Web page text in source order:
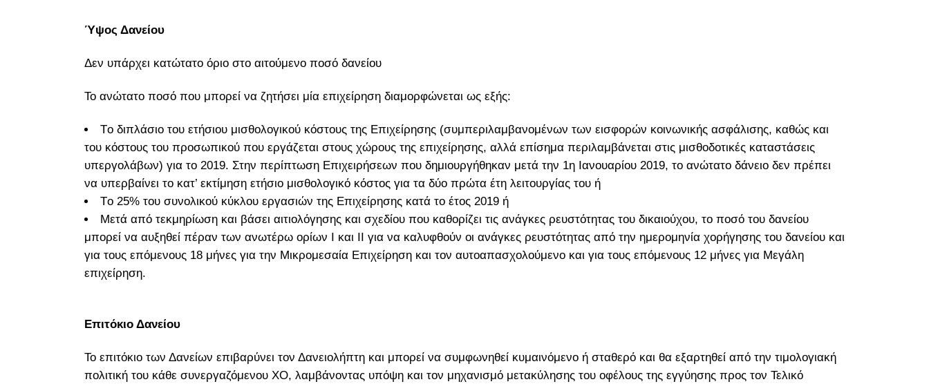
Ύψος Δανείου
Δεν υπάρχει κατώτατο όριο στο αιτούμενο ποσό δανείου
Το ανώτατο ποσό που μπορεί να ζητήσει μία επιχείρηση διαμορφώνεται ως εξής:
Tο διπλάσιο του ετήσιου μισθολογικού κόστους της Επιχείρησης (συμπεριλαμβανομένων των εισφορών κοινωνικής ασφάλισης, καθώς και
του κόστους του προσωπικού που εργάζεται στους χώρους της επιχείρησης, αλλά επίσημα περιλαμβάνεται στις μισθοδοτικές καταστάσεις
υπεργολάβων) για το 2019. Στην περίπτωση Επιχειρήσεων που δημιουργήθηκαν μετά την 1η Ιανουαρίου 2019, το ανώτατο δάνειο δεν πρέπει
να υπερβαίνει το κατ’ εκτίμηση ετήσιο μισθολογικό κόστος για τα δύο πρώτα έτη λειτουργίας του ή
Tο 25% του συνολικού κύκλου εργασιών της Επιχείρησης κατά το έτος 2019 ή
Mετά από τεκμηρίωση και βάσει αιτιολόγησης και σχεδίου που καθορίζει τις ανάγκες ρευστότητας του δικαιούχου, το ποσό του δανείου
μπορεί να αυξηθεί πέραν των ανωτέρω ορίων I και II για να καλυφθούν οι ανάγκες ρευστότητας από την ημερομηνία χορήγησης του δανείου και
για τους επόμενους 18 μήνες για την Μικρομεσαία Επιχείρηση και τον αυτοαπασχολούμενο και για τους επόμενους 12 μήνες για Μεγάλη
επιχείρηση.
Επιτόκιο Δανείου
Το επιτόκιο των Δανείων επιβαρύνει τον Δανειολήπτη και μπορεί να συμφωνηθεί κυμαινόμενο ή σταθερό και θα εξαρτηθεί από την τιμολογιακή
πολιτική του κάθε συνεργαζόμενου ΧΟ, λαμβάνοντας υπόψη και τον μηχανισμό μετακύλησης του οφέλους της εγγύησης προς τον Τελικό